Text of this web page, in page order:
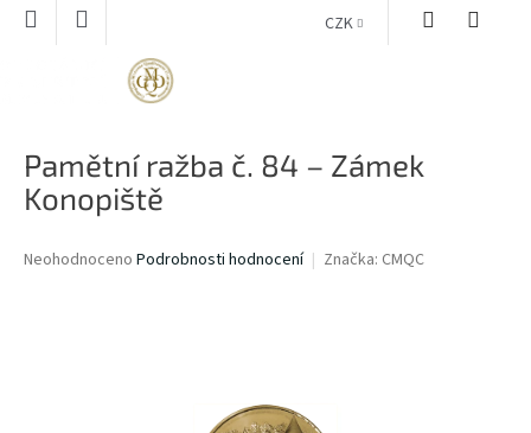
Přejít
CZK
Pamětní ražba č. 84 – Zámek
Konopiště
Průměrné
Neohodnoceno Podrobnosti hodnocení Značka: CMQC